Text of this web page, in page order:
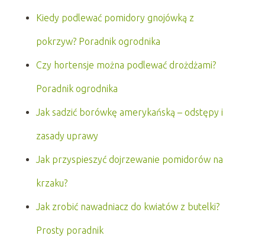
Kiedy podlewać pomidory gnojówką z
pokrzyw? Poradnik ogrodnika
Czy hortensje można podlewać drożdżami?
Poradnik ogrodnika
Jak sadzić borówkę amerykańską – odstępy i
zasady uprawy
Jak przyspieszyć dojrzewanie pomidorów na
krzaku?
Jak zrobić nawadniacz do kwiatów z butelki?
Prosty poradnik